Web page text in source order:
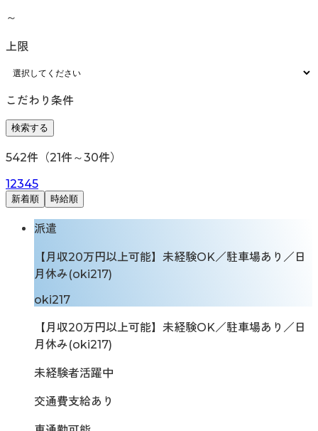
～
上限
こだわり条件
検索する
542件（21件～30件）
12345
新着順 時給順
派遣
【月収20万円以上可能】未経験OK／駐車場あり／日
月休み(oki217)
oki217
【月収20万円以上可能】未経験OK／駐車場あり／日
月休み(oki217)
未経験者活躍中
交通費支給あり